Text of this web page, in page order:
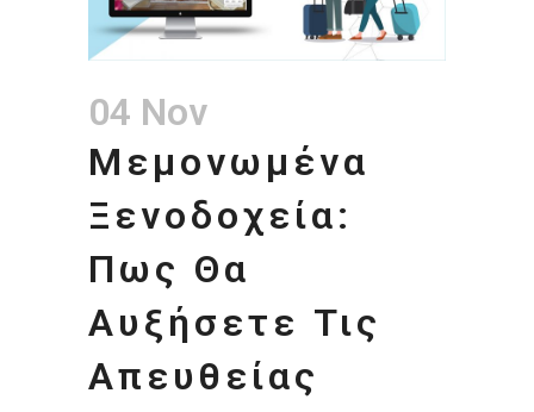
04 Nov
Μεμονωμένα
Ξενοδοχεία:
Πως Θα
Αυξήσετε Τις
Απευθείας